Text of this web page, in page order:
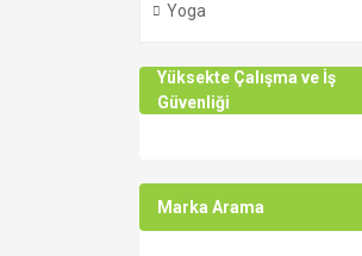
Yoga
Yüksekte Çalışma ve İş
Güvenliği
Marka Arama